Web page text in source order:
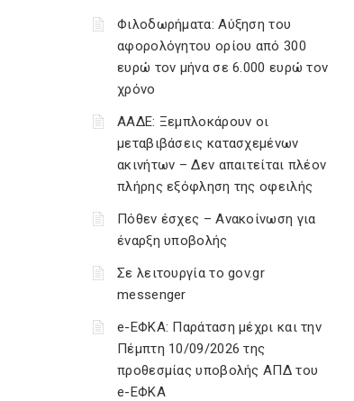
Φιλοδωρήματα: Αύξηση του
αφορολόγητου ορίου από 300
ευρώ τον μήνα σε 6.000 ευρώ τον
χρόνο
ΑΑΔΕ: Ξεμπλοκάρουν οι
μεταβιβάσεις κατασχεμένων
ακινήτων – Δεν απαιτείται πλέον
πλήρης εξόφληση της οφειλής
Πόθεν έσχες – Ανακοίνωση για
έναρξη υποβολής
Σε λειτουργία το gov.gr
messenger
e-ΕΦΚΑ: Παράταση μέχρι και την
Πέμπτη 10/09/2026 της
προθεσμίας υποβολής ΑΠΔ του
e-ΕΦΚΑ